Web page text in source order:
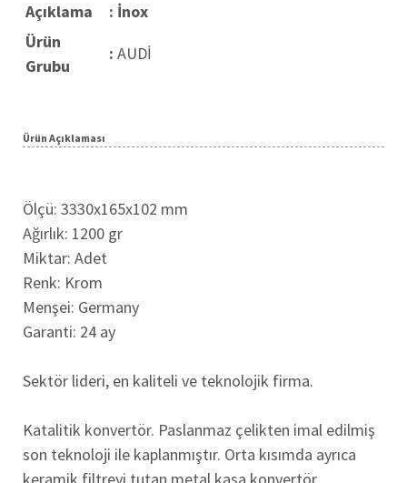
Açıklama
: İnox
Ürün
Grubu
: AUDİ
Ürün Açıklaması
Ölçü: 3330x165x102 mm
Ağırlık: 1200 gr
Miktar: Adet
Renk: Krom
Menşei: Germany
Garanti: 24 ay
Sektör lideri, en kaliteli ve teknolojik firma.
Katalitik konvertör. Paslanmaz çelikten imal edilmiş
son teknoloji ile kaplanmıştır. Orta kısımda ayrıca